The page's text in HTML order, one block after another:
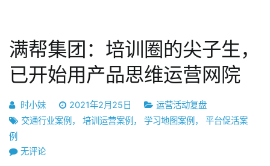
名
培
训
何
满帮集团：培训圈的尖子生，
已开始用产品思维运营网院
时小妹 2021年2月25日
运营活动复盘
交通行业案例 ， 培训运营案例 ， 学习地图案例 ， 平台促活案
例
满
无评论